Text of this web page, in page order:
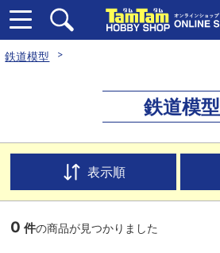
鉄道模型
鉄道模型
表示順
0 件の商品が見つかりました